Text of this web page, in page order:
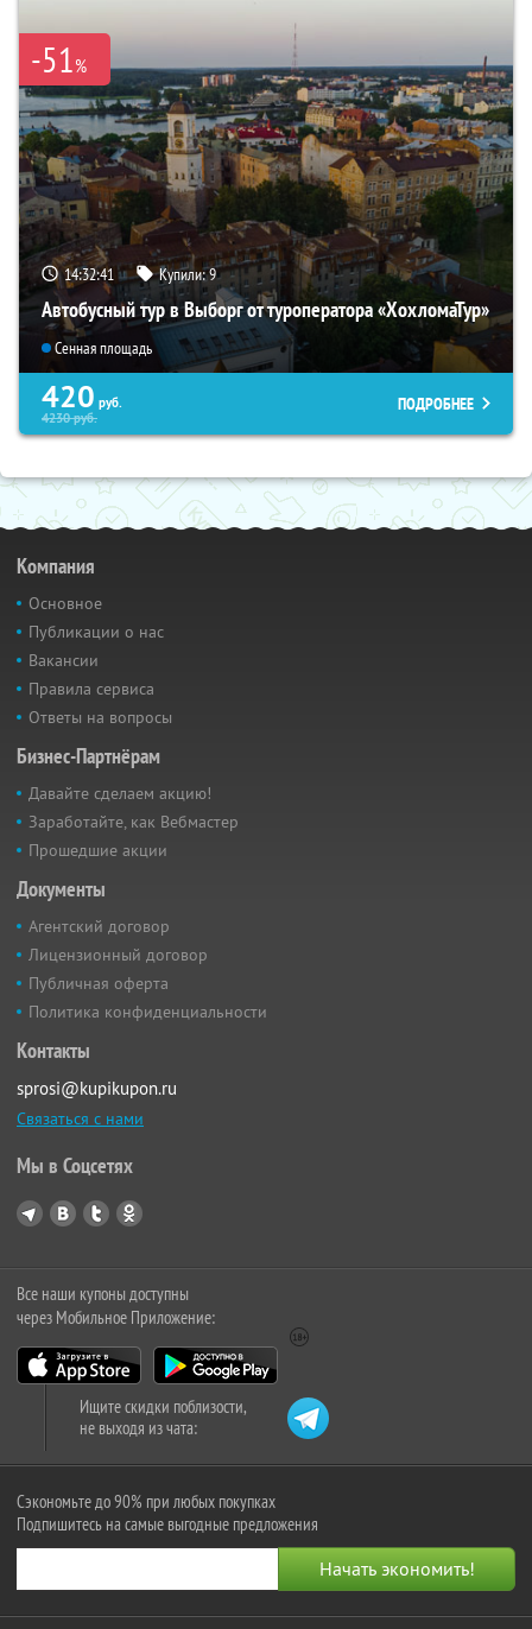
-51%
14:32:39 Купили:9
Автобусный тур в Выборг от туроператора «ХохломаТур»
Сенная площадь
420 руб.
4230руб.
ПОДРОБНЕЕ
Компания
Основное
Публикации о нас
Вакансии
Правила сервиса
Ответы на вопросы
Бизнес-Партнёрам
Давайте сделаем акцию!
Заработайте, как Вебмастер
Прошедшие акции
Документы
Агентский договор
Лицензионный договор
Публичная оферта
Политика конфиденциальности
Контакты
sprosi@kupikupon.ru
Связаться с нами
Мы в Соцсетях
Все наши купоны доступны
через Мобильное Приложение:
Ищите скидки поблизости,
не выходя из чата:
Сэкономьте до 90% при любых покупках
Подпишитесь на самые выгодные предложения